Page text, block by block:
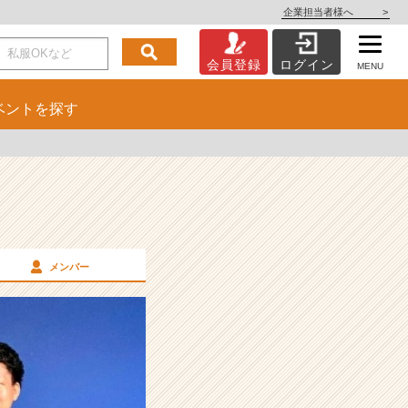
企業担当者様へ >
会員登録 ログイン MENU
ント を探す
メンバー